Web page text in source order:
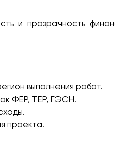
и прозрачность
выполнения работ.
ФЕР, ТЕР, ГЭСН.
проекта.